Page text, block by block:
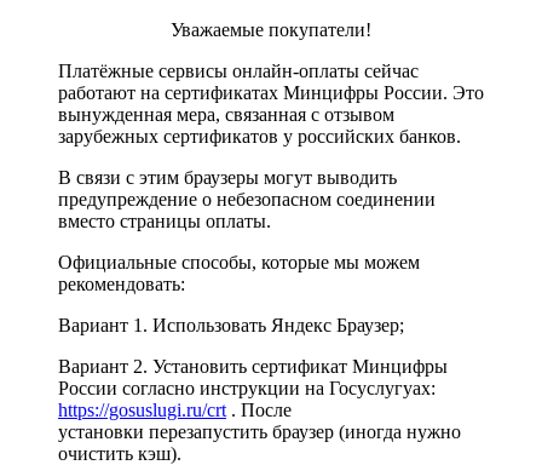
Уважаемые покупатели!
Платёжные сервисы онлайн-оплаты сейчас
работают на сертификатах Минцифры России. Это
вынужденная мера, связанная с отзывом
зарубежных сертификатов у российских банков.
В связи с этим браузеры могут выводить
предупреждение о небезопасном соединении
вместо страницы оплаты.
Официальные способы, которые мы можем
рекомендовать:
Вариант 1. Использовать Яндекс Браузер;
Вариант 2. Установить сертификат Минцифры
России согласно инструкции на Госуслугуах:
https://gosuslugi.ru/crt . После
установки перезапустить браузер (иногда нужно
очистить кэш).